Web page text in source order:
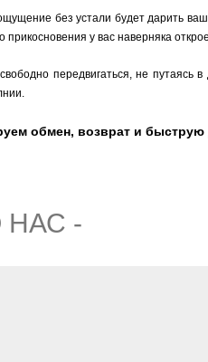
без устали будет дарить
у вас наверняка
передвигаться, не путаясь
обмен, возврат и быструю
-